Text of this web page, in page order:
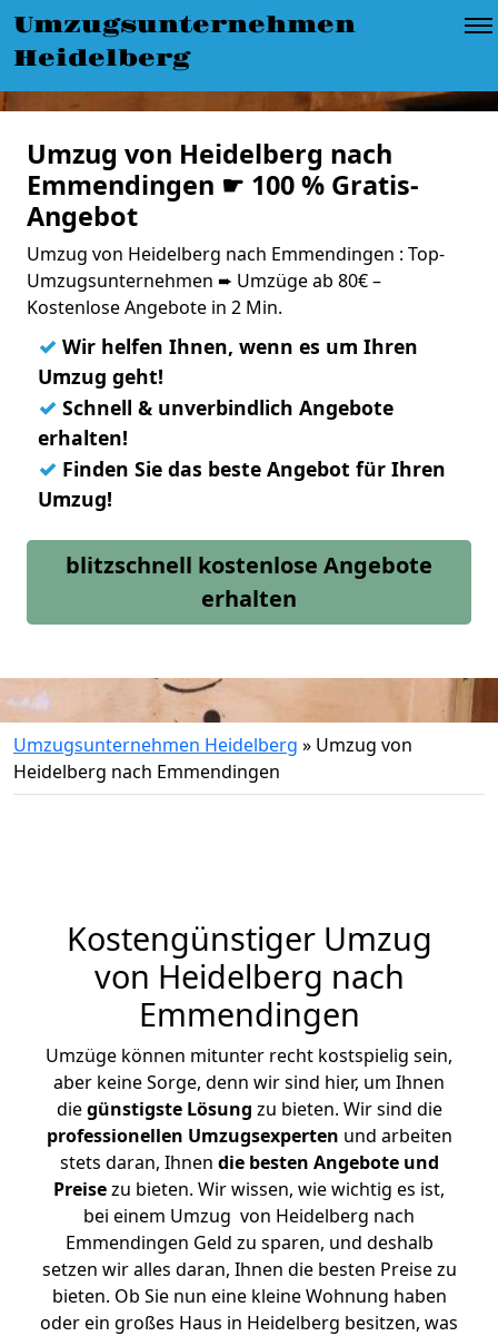
Umzugsunternehmen
Heidelberg
Umzug von Heidelberg nach
Emmendingen ☛ 100 % Gratis-
Angebot
Umzug von Heidelberg nach Emmendingen : Top-
Umzugsunternehmen ➨ Umzüge ab 80€ –
Kostenlose Angebote in 2 Min.
✓ Wir helfen Ihnen, wenn es um Ihren
Umzug geht!
✓ Schnell & unverbindlich Angebote
erhalten!
✓ Finden Sie das beste Angebot für Ihren
Umzug!
blitzschnell kostenlose Angebote
erhalten
Umzugsunternehmen Heidelberg » Umzug von
Heidelberg nach Emmendingen
Kostengünstiger Umzug
von Heidelberg nach
Emmendingen
Umzüge können mitunter recht kostspielig sein,
aber keine Sorge, denn wir sind hier, um Ihnen
diegünstigste Lösung zu bieten. Wir sind die
professionellen Umzugsexperten und arbeiten
stets daran, Ihnen die besten Angebote und
Preisezu bieten. Wir wissen, wie wichtig es ist,
bei einem Umzug von Heidelberg nach
Emmendingen Geld zu sparen, und deshalb
setzen wir alles daran, Ihnen die besten Preise zu
bieten. Ob Sie nun eine kleine Wohnung haben
oder ein großes Haus in Heidelberg besitzen, was